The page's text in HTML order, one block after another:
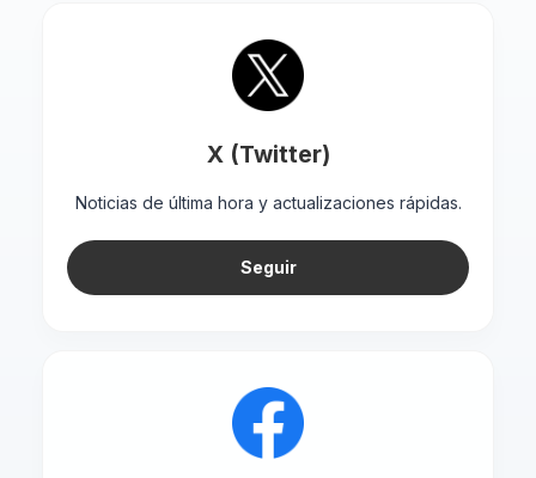
X (Twitter)
Noticias de última hora y actualizaciones rápidas.
Seguir